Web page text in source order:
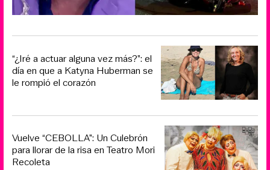
“¿Iré a actuar alguna vez más?”: el
día en que a Katyna Huberman se
le rompió el corazón
Vuelve “CEBOLLA”: Un Culebrón
para llorar de la risa en Teatro Mori
Recoleta